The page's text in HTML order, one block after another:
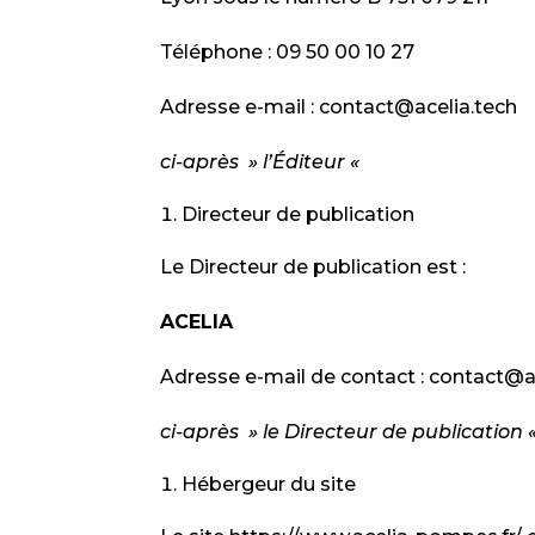
Téléphone : 09 50 00 10 27
Adresse e-mail : contact@acelia.tech
ci-après » l’Éditeur «
Directeur de publication
Le Directeur de publication est :
ACELIA
Adresse e-mail de contact :
ci-après » le Directeur de publication
Hébergeur du site